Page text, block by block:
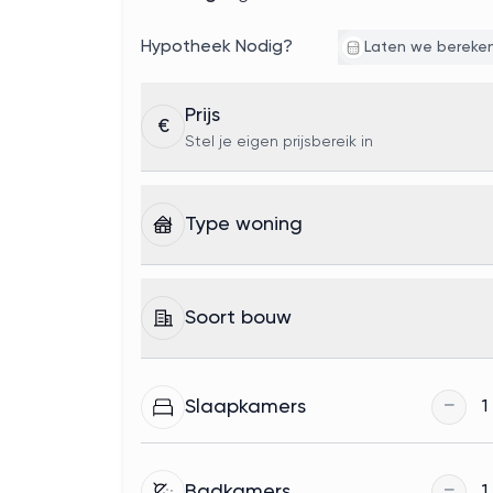
Hypotheek Nodig? Laten we
€
Prijs
Stel je eigen prijsbereik in
Type woning
Soort bouw
Slaapkamers − 1